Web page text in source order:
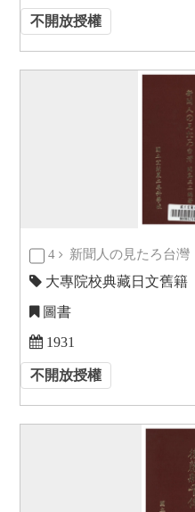
不開放授權
4 新聞人の見たろ台灣
大專院校典藏日文舊籍
圖書
1931
不開放授權